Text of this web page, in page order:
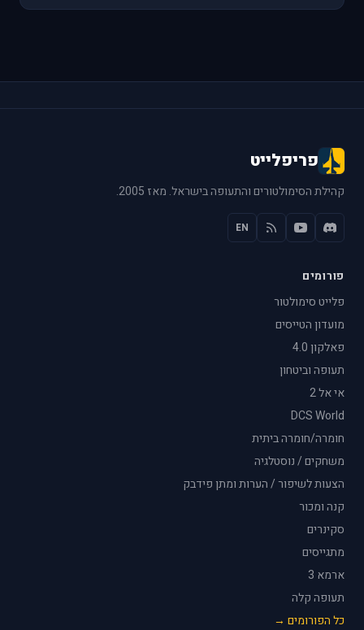
פריפלייט
קהילת הסימולטורים והתעופה בישראל. מאז 2005.
EN
פורומים
פלייט סימולטור
מועדון הטייסים
פאלקון 4.0
תעופה וביטחון
אי אל 2
DCS World
חומרה/חומרה ביתית
משחקים / נוסטלגיה
הצעות לשיפור / הערות ומתן פידבק
קנה ומכור
סקינרים
מתגייסים
ארמא 3
תעופה קלה
כל הפורומים →